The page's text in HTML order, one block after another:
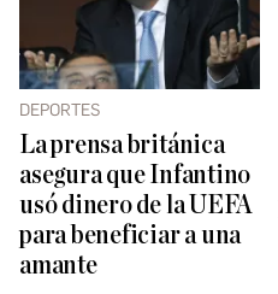
DEPORTES
La prensa británica
asegura que Infantino
usó dinero de la UEFA
para beneficiar a una
amante